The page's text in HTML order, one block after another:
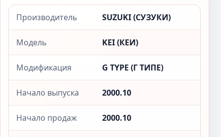
Производитель SUZUKI (СУЗУКИ)
Модель KEI (КЕИ)
Модификация G TYPE (Г ТИПЕ)
Начало выпуска 2000.10
Начало продаж 2000.10